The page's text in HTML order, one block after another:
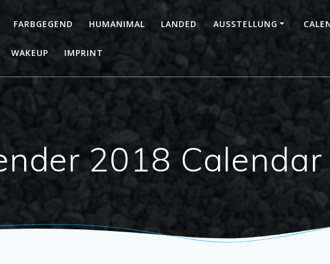
FARBGEGEND HUMANIMAL LANDED AUSSTELLUNG
WAKEUP IMPRINT
2018 Calendar